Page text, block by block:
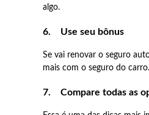
algo.
6. Use seu bônus
Se vai renovar o seguro
mais com o seguro do carro.
7. Compare todas as